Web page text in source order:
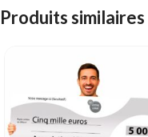
Produits similaires